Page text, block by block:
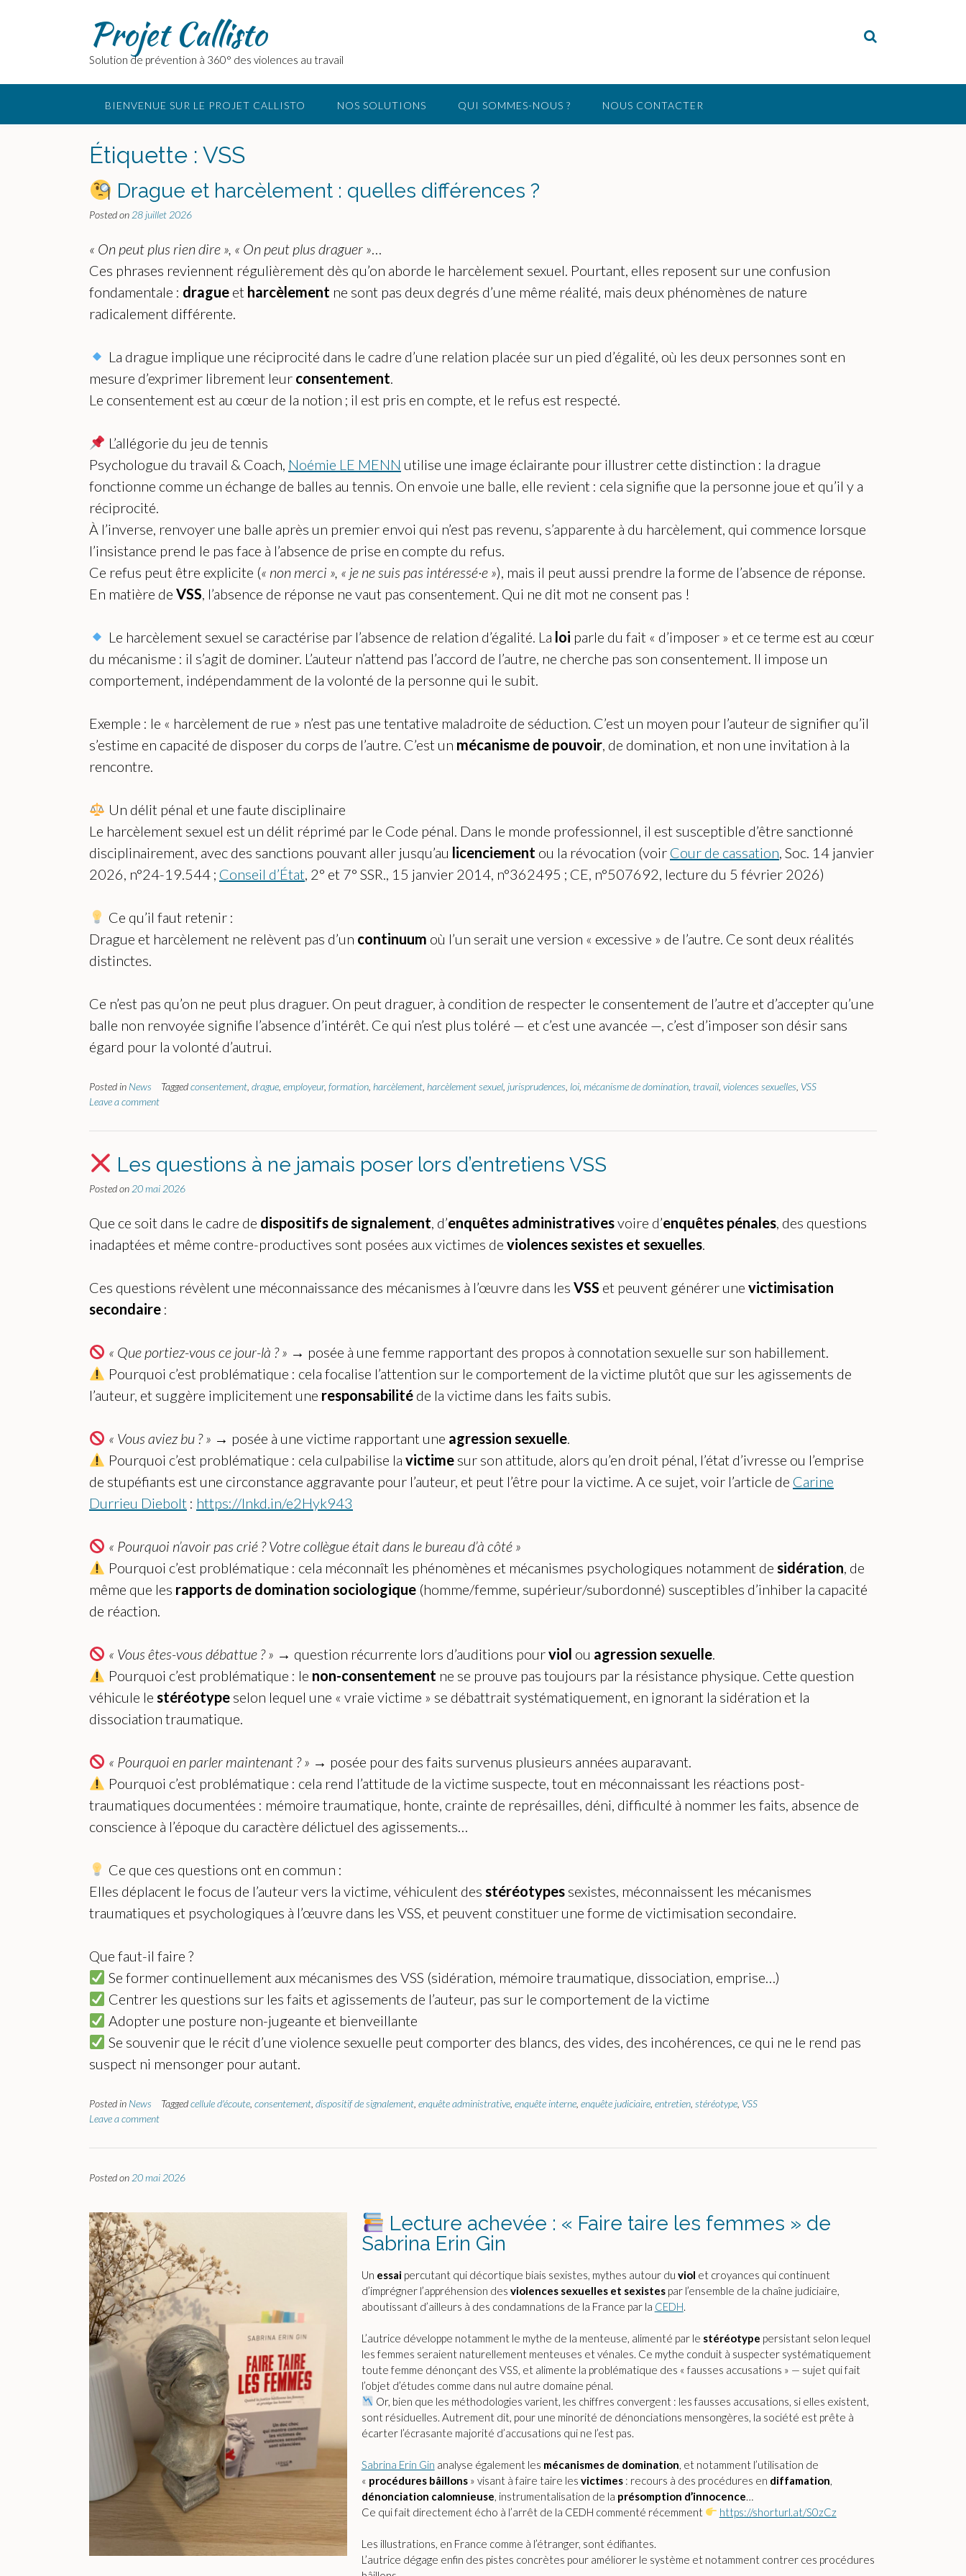
Projet Callisto
Solution de prévention à 360° des violences au travail
BIENVENUE SUR LE PROJET CALLISTO NOS SOLUTIONS QUI SOMMES-NOUS ? NOUS CONTACTER
Étiquette : VSS
Drague et harcèlement : quelles différences ?
Posted on 28 juillet 2026
« On peut plus rien dire », « On peut plus draguer »…
Ces phrases reviennent régulièrement dès qu’on aborde le harcèlement sexuel. Pourtant, elles reposent sur une confusion
fondamentale : drague et harcèlement ne sont pas deux degrés d’une même réalité, mais deux phénomènes de nature
radicalement différente.
La drague implique une réciprocité dans le cadre d’une relation placée sur un pied d’égalité, où les deux personnes sont en
mesure d’exprimer librement leur consentement.
Le consentement est au cœur de la notion ; il est pris en compte, et le refus est respecté.
L’allégorie du jeu de tennis
Psychologue du travail & Coach, Noémie LE MENN utilise une image éclairante pour illustrer cette distinction : la drague
fonctionne comme un échange de balles au tennis. On envoie une balle, elle revient : cela signifie que la personne joue et qu’il y a
réciprocité.
À l’inverse, renvoyer une balle après un premier envoi qui n’est pas revenu, s’apparente à du harcèlement, qui commence lorsque
l’insistance prend le pas face à l’absence de prise en compte du refus.
Ce refus peut être explicite (« non merci », « je ne suis pas intéressé·e »), mais il peut aussi prendre la forme de l’absence de réponse.
En matière de VSS, l’absence de réponse ne vaut pas consentement. Qui ne dit mot ne consent pas !
Le harcèlement sexuel se caractérise par l’absence de relation d’égalité. La loi parle du fait « d’imposer » et ce terme est au cœur
du mécanisme : il s’agit de dominer. L’auteur n’attend pas l’accord de l’autre, ne cherche pas son consentement. Il impose un
comportement, indépendamment de la volonté de la personne qui le subit.
Exemple : le « harcèlement de rue » n’est pas une tentative maladroite de séduction. C’est un moyen pour l’auteur de signifier qu’il
s’estime en capacité de disposer du corps de l’autre. C’est un mécanisme de pouvoir, de domination, et non une invitation à la
rencontre.
Un délit pénal et une faute disciplinaire
Le harcèlement sexuel est un délit réprimé par le Code pénal. Dans le monde professionnel, il est susceptible d’être sanctionné
disciplinairement, avec des sanctions pouvant aller jusqu’au licenciement ou la révocation (voir Cour de cassation, Soc. 14 janvier
2026, n°24-19.544 ; Conseil d’État, 2° et 7° SSR., 15 janvier 2014, n°362495 ; CE, n°507692, lecture du 5 février 2026)
Ce qu’il faut retenir :
Drague et harcèlement ne relèvent pas d’un continuum où l’un serait une version « excessive » de l’autre. Ce sont deux réalités
distinctes.
Ce n’est pas qu’on ne peut plus draguer. On peut draguer, à condition de respecter le consentement de l’autre et d’accepter qu’une
balle non renvoyée signifie l’absence d’intérêt. Ce qui n’est plus toléré — et c’est une avancée —, c’est d’imposer son désir sans
égard pour la volonté d’autrui.
Posted in News Taggedconsentement drague employeur, formation harcèlement harcèlement sexuel jurisprudences loi mécanisme de domination travail violences sexuelles VSS
Leave a comment
Les questions à ne jamais poser lors d’entretiens VSS
Posted on 20 mai 2026
Que ce soit dans le cadre de dispositifs de signalement, d’enquêtes administrativesvoire d’enquêtes pénales, des questions
inadaptées et même contre-productives sont posées aux victimes de violences sexistes et sexuelles.
Ces questions révèlent une méconnaissance des mécanismes à l’œuvre dans les VSS et peuvent générer une victimisation
secondaire :
« Que portiez-vous ce jour-là ? » → posée à une femme rapportant des propos à connotation sexuelle sur son habillement.
Pourquoi c’est problématique : cela focalise l’attention sur le comportement de la victime plutôt que sur les agissements de
l’auteur, et suggère implicitement une responsabilité de la victime dans les faits subis.
« Vous aviez bu ? » → posée à une victime rapportant une agression sexuelle.
Pourquoi c’est problématique : cela culpabilise la victimesur son attitude, alors qu’en droit pénal, l’état d’ivresse ou l’emprise
de stupéfiants est une circonstance aggravante pour l’auteur, et peut l’être pour la victime. A ce sujet, voir l’article de Carine
Durrieu Diebolt : https://lnkd.in/e2Hyk943
« Pourquoi n’avoir pas crié ? Votre collègue était dans le bureau d’à côté »
Pourquoi c’est problématique : cela méconnaît les phénomènes et mécanismes psychologiques notamment de sidération, de
même que les rapports de domination sociologique (homme/femme, supérieur/subordonné) susceptibles d’inhiber la capacité
de réaction.
« Vous êtes-vous débattue ? » → question récurrente lors d’auditions pourviol ou agression sexuelle.
Pourquoi c’est problématique : le non-consentement ne se prouve pas toujours par la résistance physique. Cette question
véhicule le stéréotype selon lequel une « vraie victime » se débattrait systématiquement, en ignorant la sidération et la
dissociation traumatique.
« Pourquoi en parler maintenant ? » → posée pour des faits survenus plusieurs années auparavant.
Pourquoi c’est problématique : cela rend l’attitude de la victime suspecte, tout en méconnaissant les réactions post-
traumatiques documentées : mémoire traumatique, honte, crainte de représailles, déni, difficulté à nommer les faits, absence de
conscience à l’époque du caractère délictuel des agissements…
Ce que ces questions ont en commun :
Elles déplacent le focus de l’auteur vers la victime, véhiculent des stéréotypes sexistes, méconnaissent les mécanismes
traumatiques et psychologiques à l’œuvre dans les VSS, et peuvent constituer une forme de victimisation secondaire.
Que faut-il faire ?
Se former continuellement aux mécanismes des VSS (sidération, mémoire traumatique, dissociation, emprise…)
Centrer les questions sur les faits et agissements de l’auteur, pas sur le comportement de la victime
Adopter une posture non-jugeante et bienveillante
Se souvenir que le récit d’une violence sexuelle peut comporter des blancs, des vides, des incohérences, ce qui ne le rend pas
suspect ni mensonger pour autant.
Posted in News Taggedcellule d'écoute consentement dispositif de signalement enquête administrative enquête interne enquête judiciaire entretien stéréotype VSS
Leave a comment
Posted on 20 mai 2026
Lecture achevée : « Faire taire les femmes » de
Sabrina Erin Gin
Un essaipercutant qui décortique biais sexistes, mythes autour du viol et croyances qui continuent
d’imprégner l’appréhension des violences sexuelles et sexistespar l’ensemble de la chaîne judiciaire,
aboutissant d’ailleurs à des condamnations de la France par la CEDH.
L’autrice développe notamment le mythe de la menteuse, alimenté par le stéréotype persistant selon lequel
les femmes seraient naturellement menteuses et vénales. Ce mythe conduit à suspecter systématiquement
toute femme dénonçant des VSS, et alimente la problématique des « fausses accusations » — sujet qui fait
l’objet d’études comme dans nul autre domaine pénal.
Or, bien que les méthodologies varient, les chiffres convergent : les fausses accusations, si elles existent,
sont résiduelles. Autrement dit, pour une minorité de dénonciations mensongères, la société est prête à
écarter l’écrasante majorité d’accusations qui ne l’est pas.
Sabrina Erin Gin analyse également les mécanismes de domination, et notamment l’utilisation de
« procédures bâillons» visant à faire taire les victimes: recours à des procédures en diffamation,
dénonciation calomnieuse, instrumentalisation de la présomption d’innocence…
Ce qui fait directement écho à l’arrêt de la CEDH commenté récemment
https://shorturl.at/S0zCz
Les illustrations, en France comme à l’étranger, sont édifiantes.
L’autrice dégage enfin des pistes concrètes pour améliorer le système et notamment contrer ces procédures